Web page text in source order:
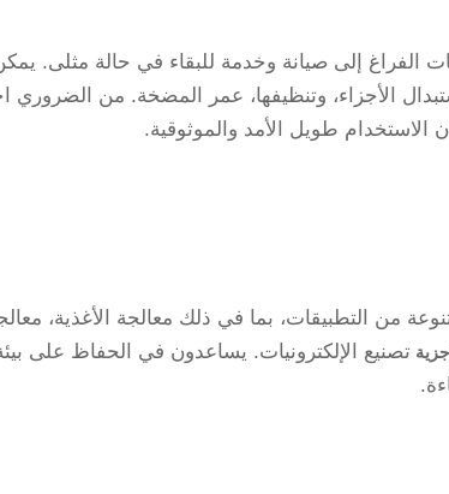
الفراغ إلى صيانة وخدمة للبقاء في حالة مثلى.
الأجزاء، وتنظيفها، عمر المضخة. من الضروري
طويل الأمد والموثوقية.
التطبيقات، بما في ذلك معالجة الأغذية، معالجة
تصنيع الإلكترونيات. يساعدون في الحفاظ على